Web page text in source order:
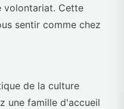
volontariat. Cette
sentir comme chez
de la culture
une famille d'accueil